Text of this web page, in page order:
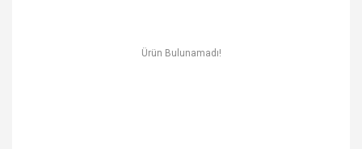
Ürün Bulunamadı!